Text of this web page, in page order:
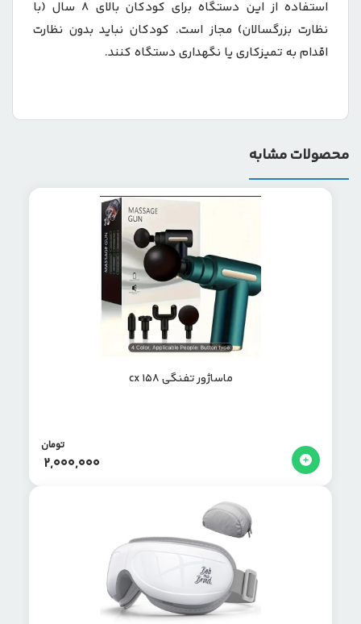
استفاده از این دستگاه برای کودکان بالای ۸ سال (با
نظارت بزرگسالان) مجاز است. کودکان نباید بدون نظارت
اقدام به تمیزکاری یا نگهداری دستگاه کنند.
محصولات مشابه
ماساژور تفنگی cx 158
2,000,000
تومان